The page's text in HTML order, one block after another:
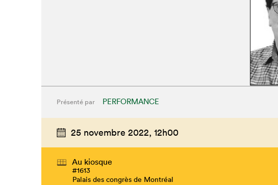
Présenté par PERFORMANCE
25 novembre 2022, 12h00
Au kiosque
#1613
Palais des congrès de Montréal